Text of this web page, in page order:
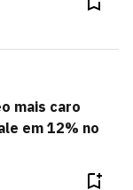
mais caro
em 12% no